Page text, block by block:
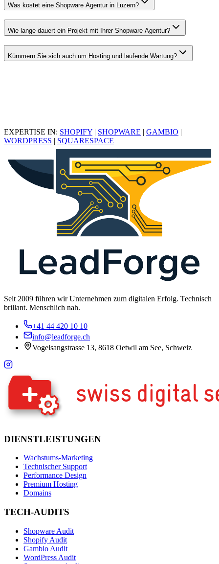
Was kostet eine Shopware Agentur in Luzern?
Wie lange dauert ein Projekt mit Ihrer Shopware Agentur?
Kümmern Sie sich auch um Hosting und laufende Wartung?
EXPERTISE IN: SHOPIFY | SHOPWARE | GAMBIO |
WORDPRESS | SQUARESPACE
Seit 2009 führen wir Unternehmen zum digitalen Erfolg. Technisch
brillant. Menschlich nah.
+41 44 420 10 10
info@leadforge.ch
Vogelsangstrasse 13, 8618 Oetwil am See, Schweiz
DIENSTLEISTUNGEN
Wachstums-Marketing
Technischer Support
Performance Design
Premium Hosting
Domains
TECH-AUDITS
Shopware Audit
Shopify Audit
Gambio Audit
WordPress Audit